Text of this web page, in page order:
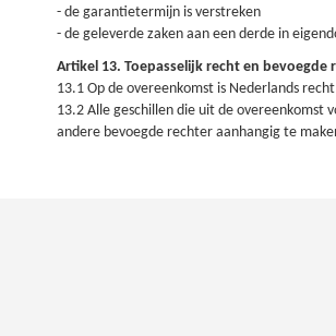
- de garantietermijn is verstreken
- de geleverde zaken aan een derde in
Artikel 13. Toepasselijk recht en bevoegde
13.1 Op de overeenkomst is Nederlands
13.2 Alle geschillen die uit de
andere bevoegde rechter aanhangig te